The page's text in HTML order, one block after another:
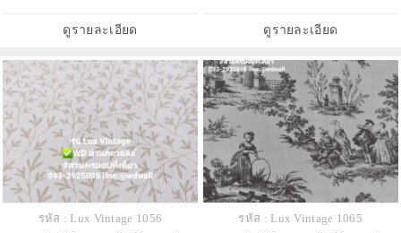
ดูรายละเอียด ดูรายละเอียด
รหัส : Lux Vintage 1056
รหัส : Lux Vintage 1065